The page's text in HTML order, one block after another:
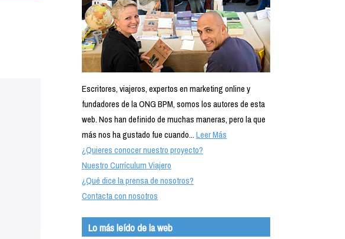
Escritores, viajeros, expertos en marketing online y
fundadores de la ONG BPM, somos los autores de esta
web. Nos han definido de muchas maneras, pero la que
más nos ha gustado fue cuando...Leer Más
¿Quieres conocer nuestro proyecto?
Nuestro Currículum Viajero
¿Qué dice la prensa de nosotros?
Contacta con nosotros
Lo más leído de la web